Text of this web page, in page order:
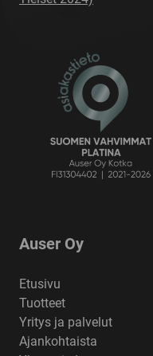
Auser Oy
Etusivu
Tuotteet
Yritys ja palvelut
Ajankohtaista